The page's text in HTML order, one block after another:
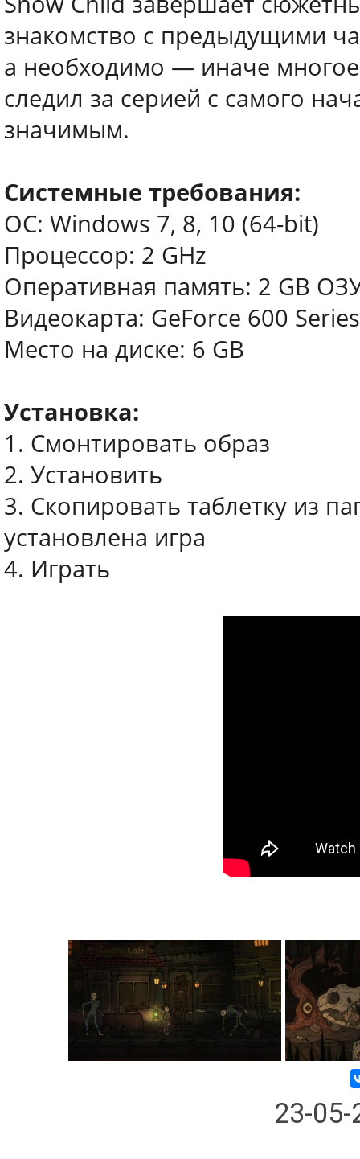
знакомство с предыдущими
а необходимо — иначе
следил за серией с самого
значимым.
Системные требования:
ОС: Windows 7, 8, 10 (64-bit)
Процессор: 2 GHz
Оперативная память: 2 GB
Видеокарта: GeForce 600 Series
Место на диске: 6 GB
Установка:
1. Смонтировать образ
2. Установить
3. Скопировать таблетку из
установлена игра
4. Играть
23-